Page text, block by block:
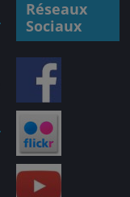
Réseaux
Sociaux